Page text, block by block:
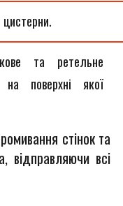
та ретельне
поверхні якої
стінок та
відправляючи всі